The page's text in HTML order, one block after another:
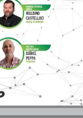
en los
es
salir en
solo